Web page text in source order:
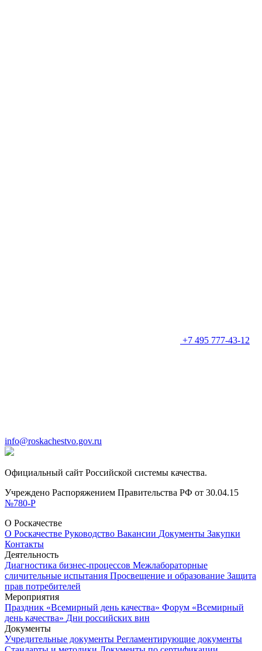
+7 495 777-43-12
info@roskachestvo.gov.ru
Официальный сайт Российской системы качества.
Учреждено Распоряжением Правительства РФ от 30.04.15
№780-Р
О Роскачестве
О Роскачестве Руководство Вакансии Документы Закупки
Контакты
Деятельность
Диагностика бизнес-процессов Межлабораторные
сличительные испытания Просвещение и образование Защита
прав потребителей
Мероприятия
Праздник «Всемирный день качества» Форум «Всемирный
день качества» Дни российских вин
Документы
Учредительные документы Регламентирующие документы